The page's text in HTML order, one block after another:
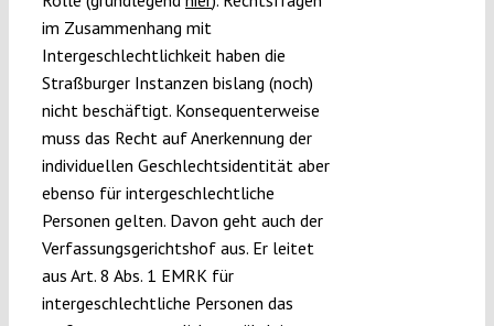
im Zusammenhang mit
Intergeschlechtlichkeit haben die
Straßburger Instanzen bislang (noch)
nicht beschäftigt. Konsequenterweise
muss das Recht auf Anerkennung der
individuellen Geschlechtsidentität aber
ebenso für intergeschlechtliche
Personen gelten. Davon geht auch der
Verfassungsgerichtshof aus. Er leitet
aus Art. 8 Abs. 1 EMRK für
intergeschlechtliche Personen das